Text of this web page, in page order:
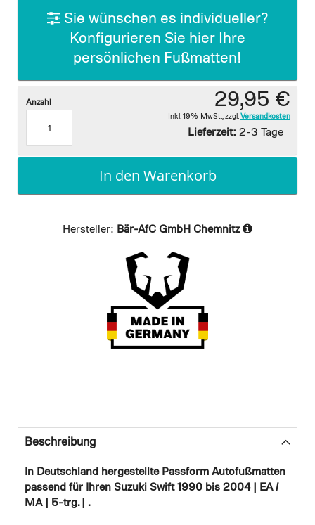
Sie wünschen es individueller?
Konfigurieren Sie hier Ihre
persönlichen Fußmatten!
29,95 €
Inkl. 19% MwSt. zzgl. Versandkosten
Lieferzeit: 2-3 Tage
Anzahl
In den Warenkorb
Hersteller: Bär-AfC GmbH Chemnitz
Beschreibung
In Deutschland hergestellte Passform Autofußmatten
passend für Ihren Suzuki Swift 1990 bis 2004 | EA /
MA | 5-trg. | .